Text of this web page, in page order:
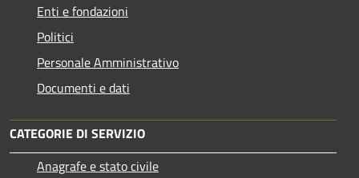
Enti e fondazioni
Politici
Personale Amministrativo
Documenti e dati
CATEGORIE DI SERVIZIO
Anagrafe e stato civile